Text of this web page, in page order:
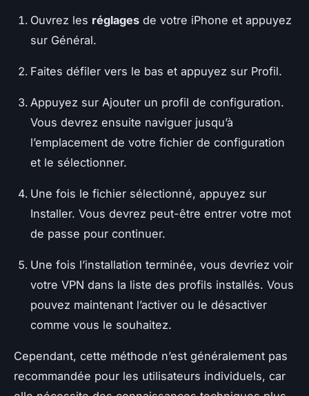
Ouvrez les réglages de votre iPhone et appuyez
sur Général.
Faites défiler vers le bas et appuyez sur Profil.
Appuyez sur Ajouter un profil de configuration.
Vous devrez ensuite naviguer jusqu’à
l’emplacement de votre fichier de configuration
et le sélectionner.
Une fois le fichier sélectionné, appuyez sur
Installer. Vous devrez peut-être entrer votre mot
de passe pour continuer.
Une fois l’installation terminée, vous devriez voir
votre VPN dans la liste des profils installés. Vous
pouvez maintenant l’activer ou le désactiver
comme vous le souhaitez.
Cependant, cette méthode n’est généralement pas
recommandée pour les utilisateurs individuels, car